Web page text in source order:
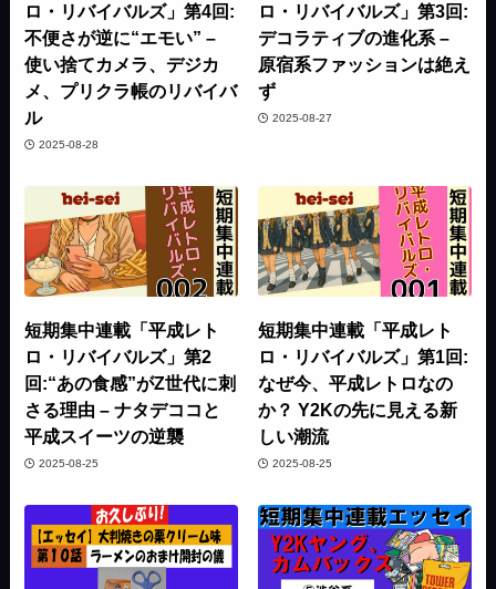
ロ・リバイバルズ」第4回:
不便さが逆に“エモい” –
使い捨てカメラ、デジカ
メ、プリクラ帳のリバイバ
ル
2025-08-28
ロ・リバイバルズ」第3回:
デコラティブの進化系 –
原宿系ファッションは絶え
ず
2025-08-27
短期集中連載「平成レト
ロ・リバイバルズ」第2
回:“あの食感”がZ世代に刺
さる理由 – ナタデココと
平成スイーツの逆襲
2025-08-25
短期集中連載「平成レト
ロ・リバイバルズ」第1回:
なぜ今、平成レトロなの
か？ Y2Kの先に見える新
しい潮流
2025-08-25